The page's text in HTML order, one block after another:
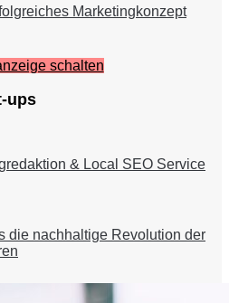
Marketingkonzept
schalten
ups
& Local SEO Service
die nachhaltige Revolution der